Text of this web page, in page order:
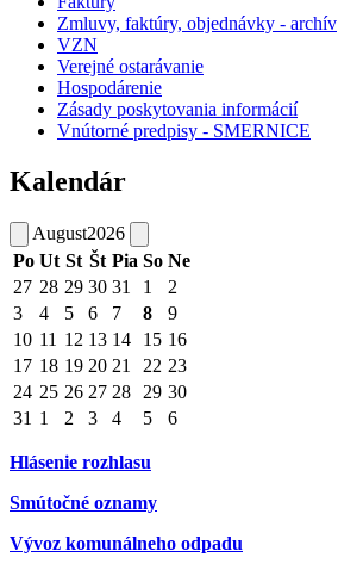
Zmluvy, faktúry, objednávky - archív
VZN
Verejné ostarávanie
Hospodárenie
Zásady poskytovania informácií
Vnútorné predpisy - SMERNICE
Kalendár
August2026
Po Ut St Št Pia So Ne
27 28 29 30 31 1
2
3
4 5 6 7 8
9
10 11 12 13 14 15 16
17 18 19 20 21 22 23
24 25 26 27 28 29 30
31 1 2 3 4 5 6
Hlásenie rozhlasu
Smútočné oznamy
Vývoz komunálneho odpadu